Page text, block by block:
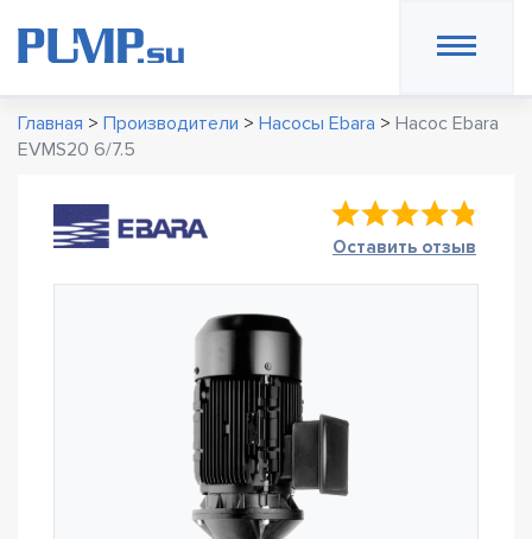
Главная > Производители > Насосы Ebara > Насос Ebara
EVMS20 6/7.5
Оставить отзыв